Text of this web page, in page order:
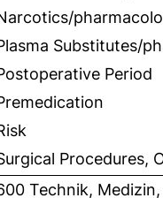
Substitutes/
Period
Procedures,
Technik,